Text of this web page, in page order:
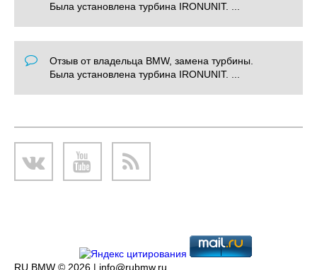
Была установлена турбина IRONUNIT. ...
Отзыв от владельца BMW, замена турбины.
Была установлена турбина IRONUNIT. ...
RU BMW © 2026 | info@rubmw.ru